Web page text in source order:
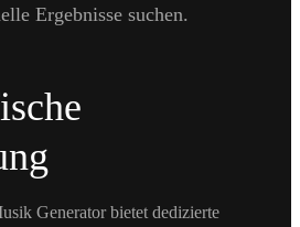
Ergebnisse suchen.
Generator bietet dedizierte